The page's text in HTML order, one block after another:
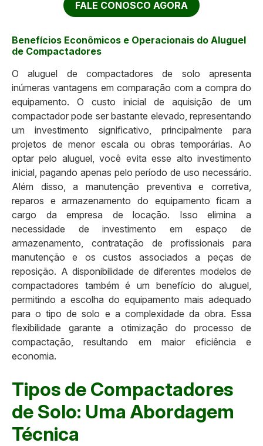
FALE CONOSCO AGORA
Benefícios Econômicos e Operacionais do Aluguel
de Compactadores
O aluguel de compactadores de solo apresenta
inúmeras vantagens em comparação com a compra do
equipamento. O custo inicial de aquisição de um
compactador pode ser bastante elevado, representando
um investimento significativo, principalmente para
projetos de menor escala ou obras temporárias. Ao
optar pelo aluguel, você evita esse alto investimento
inicial, pagando apenas pelo período de uso necessário.
Além disso, a manutenção preventiva e corretiva,
reparos e armazenamento do equipamento ficam a
cargo da empresa de locação. Isso elimina a
necessidade de investimento em espaço de
armazenamento, contratação de profissionais para
manutenção e os custos associados a peças de
reposição. A disponibilidade de diferentes modelos de
compactadores também é um benefício do aluguel,
permitindo a escolha do equipamento mais adequado
para o tipo de solo e a complexidade da obra. Essa
flexibilidade garante a otimização do processo de
compactação, resultando em maior eficiência e
economia.
Tipos de Compactadores
de Solo: Uma Abordagem
Técnica